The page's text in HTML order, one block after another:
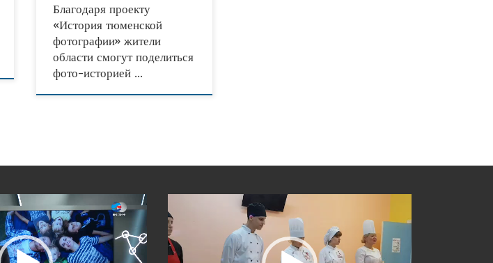
Благодаря проекту
«История тюменской
фотографии» жители
области смогут поделиться
фото-историей …